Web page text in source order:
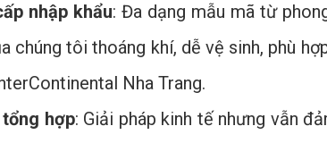
nhập khẩu: Đa dạng mẫu mã từ
chúng tôi thoáng khí, dễ vệ sinh, phù
Nha Trang.
hợp: Giải pháp kinh tế nhưng vẫn